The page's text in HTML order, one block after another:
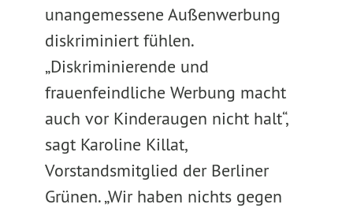
unangemessene Außenwerbung
diskriminiert fühlen.
„Diskriminierende und
frauenfeindliche Werbung macht
auch vor Kinderaugen nicht halt“,
sagt Karoline Killat,
Vorstandsmitglied der Berliner
Grünen. „Wir haben nichts gegen